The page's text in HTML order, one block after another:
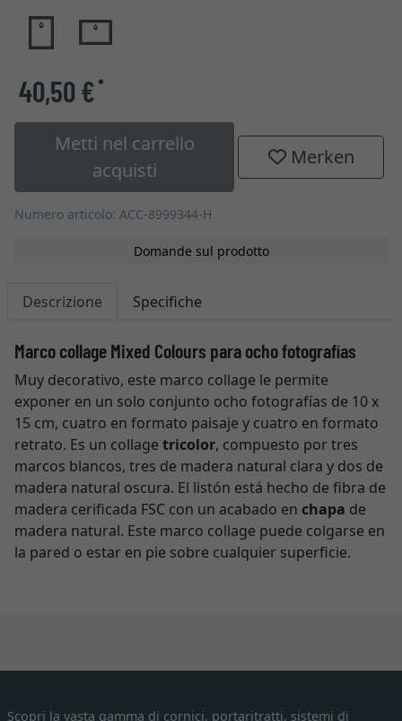
40,50 €*
Metti nel carrello
acquisti
Merken
Numero articolo: ACC-8999344-H
Domande sul prodotto
Descrizione Specifiche
Marco collage Mixed Colours para ocho fotografías
Muy decorativo, este marco collage le permite
exponer en un solo conjunto ocho fotografías de 10 x
15 cm, cuatro en formato paisaje y cuatro en formato
retrato. Es un collage tricolor, compuesto por tres
marcos blancos, tres de madera natural clara y dos de
madera natural oscura. El listón está hecho de fibra de
madera cerificada FSC con un acabado en chapa de
madera natural. Este marco collage puede colgarse en
la pared o estar en pie sobre cualquier superficie.
Scopri la vasta gamma di cornici, portaritratti, sistemi di